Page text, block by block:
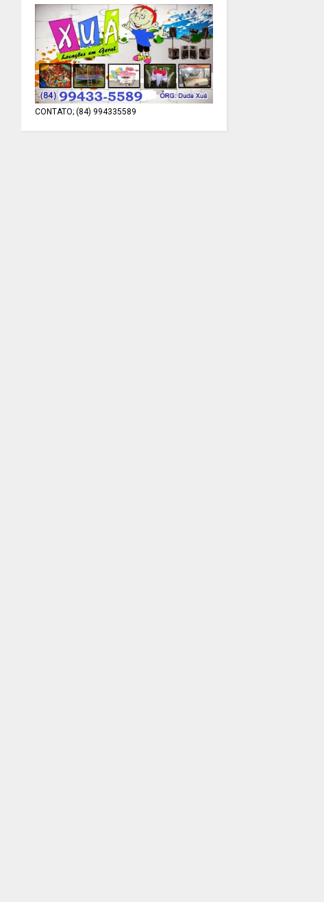
CONTATO; (84) 994335589